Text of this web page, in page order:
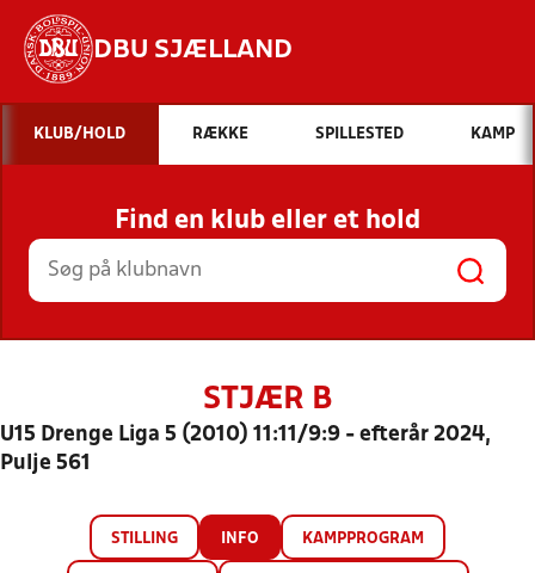
DBU SJÆLLAND
Hvad vil du søge efter?
INDHOLD OG NYHEDER
STILLINGER, RESULTATER, KLUBBER OG
HOLD
KLUB/HOLD RÆKKE SPILLESTED KAMP
Find en klub eller et hold
STJÆR B
U15 Drenge Liga 5 (2010) 11:11/9:9 - efterår 2024,
Pulje 561
STILLING INFO KAMPPROGRAM